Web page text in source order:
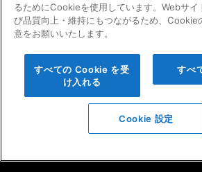
プライバシーポリシー
障害者の表記について
よくある質問
るためにCookieを使用しています。Webサイ
び品質向上・維持にもつながるため、Cookie
意をお願いいたします。
すべての Cookie を受
け入れる
すべ
Cookie 設定